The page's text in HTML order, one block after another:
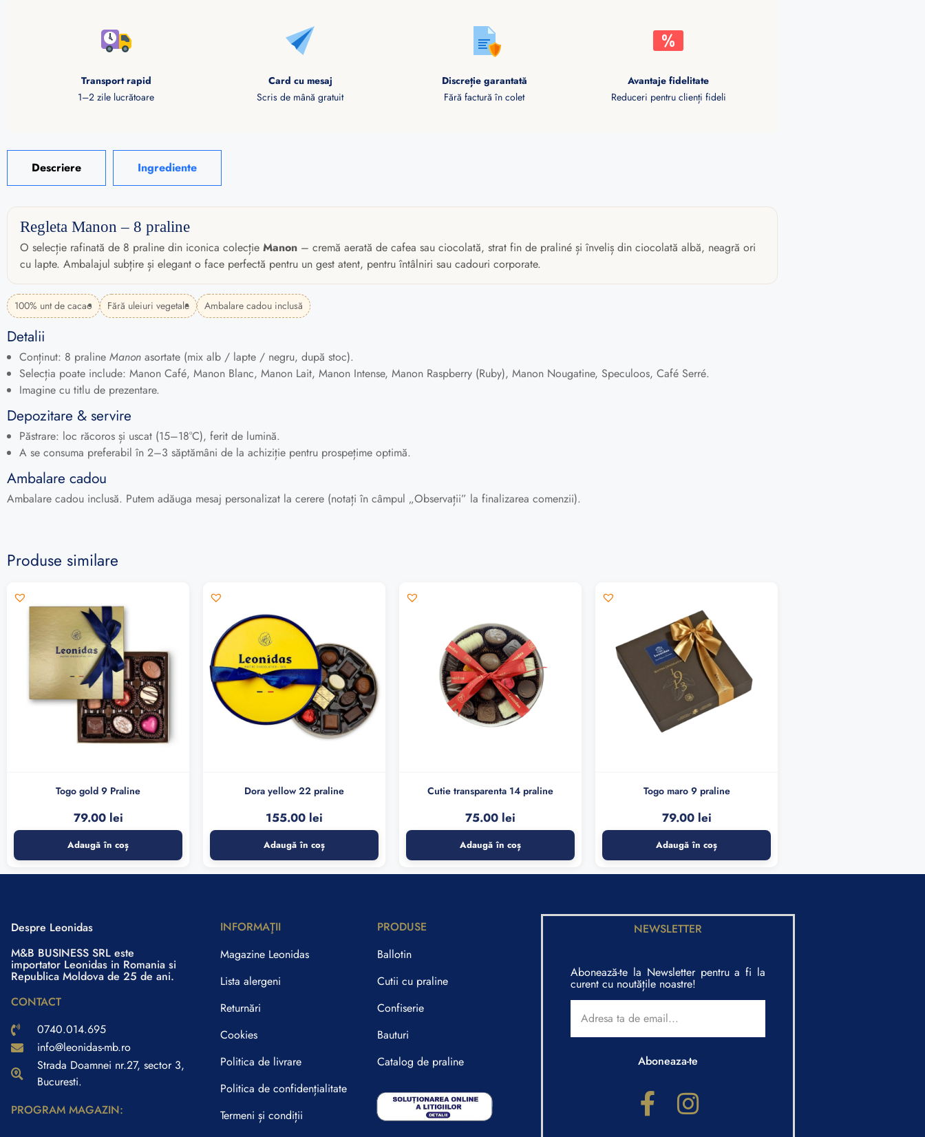
Transport rapid
1–2 zile lucrătoare
Card cu mesaj
Scris de mână gratuit
Discreție garantată
Fără factură în colet
Avantaje fidelitate
Reduceri pentru clienți fideli
Descriere Ingrediente
Regleta Manon – 8 praline
O selecție rafinată de 8 praline din iconica colecție Manon – cremă aerată de cafea sau ciocolată, strat fin de praliné și înveliș din ciocolată albă, neagră ori
cu lapte. Ambalajul subțire și elegant o face perfectă pentru un gest atent, pentru întâlniri sau cadouri corporate.
100% unt de cacao Fără uleiuri vegetale Ambalare cadou inclusă
Detalii
Conținut: 8 praline Manon asortate (mix alb / lapte / negru, după stoc).
Selecția poate include: Manon Café, Manon Blanc, Manon Lait, Manon Intense, Manon Raspberry (Ruby), Manon Nougatine, Speculoos, Café Serré.
Imagine cu titlu de prezentare.
Depozitare & servire
Păstrare: loc răcoros și uscat (15–18°C), ferit de lumină.
A se consuma preferabil în 2–3 săptămâni de la achiziție pentru prospețime optimă.
Ambalare cadou
Ambalare cadou inclusă. Putem adăuga mesaj personalizat la cerere (notați în câmpul „Observații” la finalizarea comenzii).
Produse similare
Togo gold 9 Praline
79.00 lei
Adaugă în coș
Dora yellow 22 praline
155.00 lei
Adaugă în coș
Cutie transparenta 14 praline
75.00 lei
Adaugă în coș
Togo maro 9 praline
79.00 lei
Adaugă în coș
Despre Leonidas
M&B BUSINESS SRL este
importator Leonidas in Romania si
Republica Moldova de 25 de ani.
CONTACT
0740.014.695
info@leonidas-mb.ro
Strada Doamnei nr.27, sector 3,
Bucuresti.
PROGRAM MAGAZIN:
INFORMAŢII
Magazine Leonidas
Lista alergeni
Returnări
Cookies
Politica de livrare
Politica de confidențialitate
Termeni și condiții
PRODUSE
Ballotin
Cutii cu praline
Confiserie
Bauturi
Catalog de praline
NEWSLETTER
Abonează-te la Newsletter pentru a fi la
curent cu noutățile noastre!
Aboneaza-te